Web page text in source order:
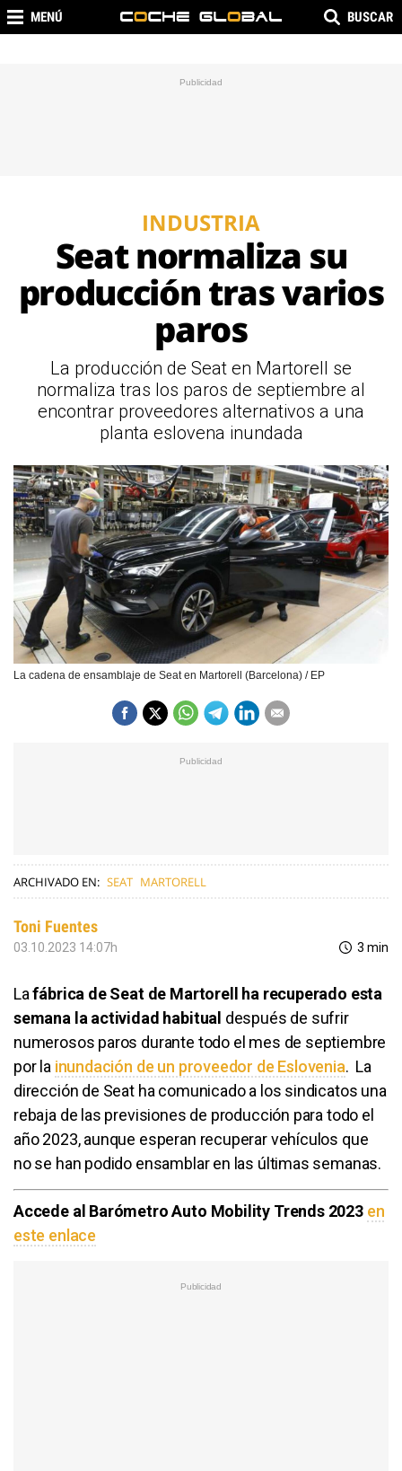
MENÚ BUSCAR
INDUSTRIA
Seat normaliza su
producción tras varios
paros
La producción de Seat en Martorell se
normaliza tras los paros de septiembre al
encontrar proveedores alternativos a una
planta eslovena inundada
La cadena de ensamblaje de Seat en Martorell (Barcelona) / EP
ARCHIVADO EN: SEAT MARTORELL
Toni Fuentes
03.10.2023 14:07h 3 min
Lafábrica de Seat de Martorell ha recuperado esta
semana la actividad habitual después de sufrir
numerosos paros durante todo el mes de septiembre
por la inundación de un proveedor de Eslovenia. La
dirección de Seat ha comunicado a los sindicatos una
rebaja de las previsiones de producción para todo el
año 2023, aunque esperan recuperar vehículos que
no se han podido ensamblar en las últimas semanas.
Accede al Barómetro Auto Mobility Trends 2023 en
este enlace